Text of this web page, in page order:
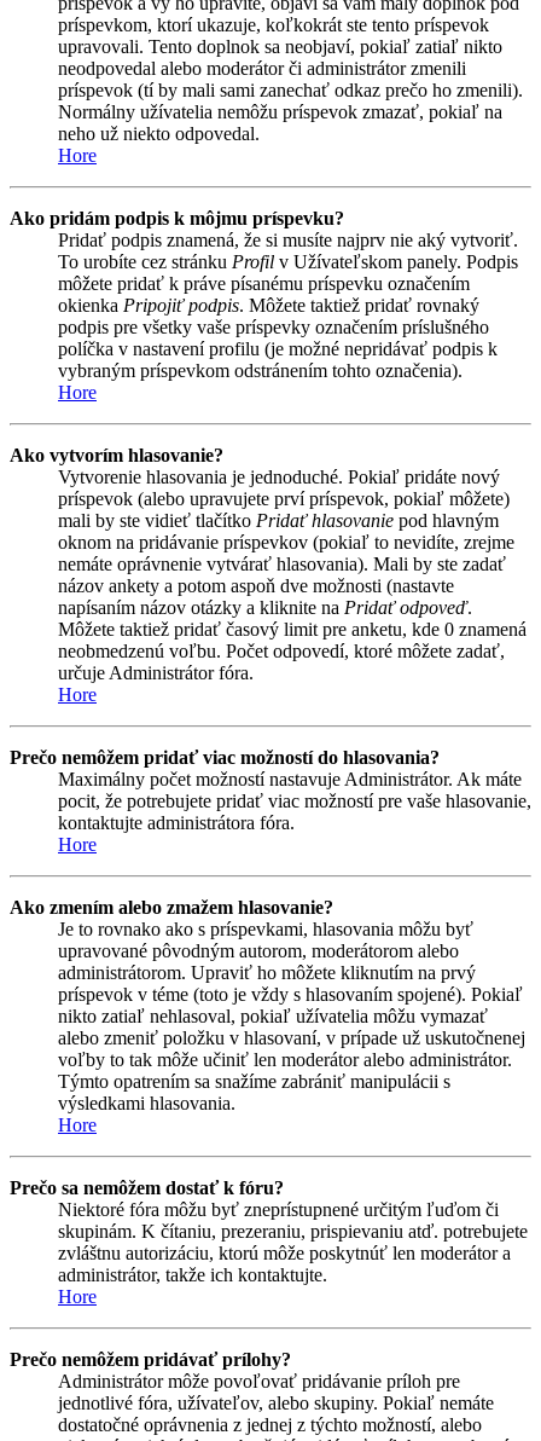
príspevkom, ktorí ukazuje, koľkokrát ste tento príspevok
upravovali. Tento doplnok sa neobjaví, pokiaľ zatiaľ nikto
neodpovedal alebo moderátor či administrátor zmenili
príspevok (tí by mali sami zanechať odkaz prečo ho zmenili).
Normálny užívatelia nemôžu príspevok zmazať, pokiaľ na
neho už niekto odpovedal.
Hore
Ako pridám podpis k môjmu príspevku?
Pridať podpis znamená, že si musíte najprv nie aký vytvoriť.
To urobíte cez stránku Profil v Užívateľskom panely. Podpis
môžete pridať k práve písanému príspevku označením
okienka Pripojiť podpis. Môžete taktiež pridať rovnaký
podpis pre všetky vaše príspevky označením príslušného
políčka v nastavení profilu (je možné nepridávať podpis k
vybraným príspevkom odstránením tohto označenia).
Hore
Ako vytvorím hlasovanie?
Vytvorenie hlasovania je jednoduché. Pokiaľ pridáte nový
príspevok (alebo upravujete prví príspevok, pokiaľ môžete)
mali by ste vidieť tlačítko Pridať hlasovanie pod hlavným
oknom na pridávanie príspevkov (pokiaľ to nevidíte, zrejme
nemáte oprávnenie vytvárať hlasovania). Mali by ste zadať
názov ankety a potom aspoň dve možnosti (nastavte
napísaním názov otázky a kliknite na Pridať odpoveď.
Môžete taktiež pridať časový limit pre anketu, kde 0 znamená
neobmedzenú voľbu. Počet odpovedí, ktoré môžete zadať,
určuje Administrátor fóra.
Hore
Prečo nemôžem pridať viac možností do hlasovania?
Maximálny počet možností nastavuje Administrátor. Ak máte
pocit, že potrebujete pridať viac možností pre vaše hlasovanie,
kontaktujte administrátora fóra.
Hore
Ako zmením alebo zmažem hlasovanie?
Je to rovnako ako s príspevkami, hlasovania môžu byť
upravované pôvodným autorom, moderátorom alebo
administrátorom. Upraviť ho môžete kliknutím na prvý
príspevok v téme (toto je vždy s hlasovaním spojené). Pokiaľ
nikto zatiaľ nehlasoval, pokiaľ užívatelia môžu vymazať
alebo zmeniť položku v hlasovaní, v prípade už uskutočnenej
voľby to tak môže učiniť len moderátor alebo administrátor.
Týmto opatrením sa snažíme zabrániť manipulácii s
výsledkami hlasovania.
Hore
Prečo sa nemôžem dostať k fóru?
Niektoré fóra môžu byť zneprístupnené určitým ľuďom či
skupinám. K čítaniu, prezeraniu, prispievaniu atď. potrebujete
zvláštnu autorizáciu, ktorú môže poskytnúť len moderátor a
administrátor, takže ich kontaktujte.
Hore
Prečo nemôžem pridávať prílohy?
Administrátor môže povoľovať pridávanie príloh pre
jednotlivé fóra, užívateľov, alebo skupiny. Pokiaľ nemáte
dostatočné oprávnenia z jednej z týchto možností, alebo